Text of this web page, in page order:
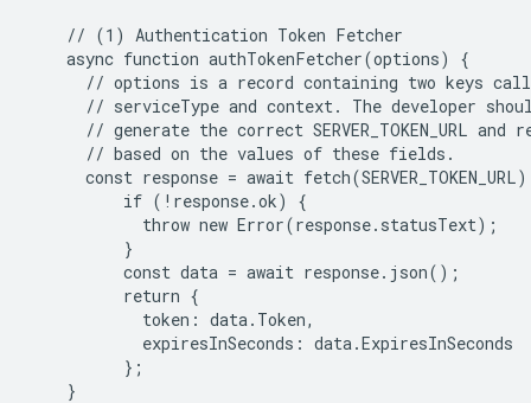
    // (1) Authentication Token Fetcher
    async function authTokenFetcher(options) {
// options is a record containing two keys
// serviceType and context. The developer
// generate the correct SERVER_TOKEN_URL and
      // based on the values of these fields.
const response = await
          if (!response.ok) {
            throw new Error(response.statusText);
          }
          const data = await response.json();
          return {
            token: data.Token,
            expiresInSeconds: data.ExpiresInSeconds
          };
    }